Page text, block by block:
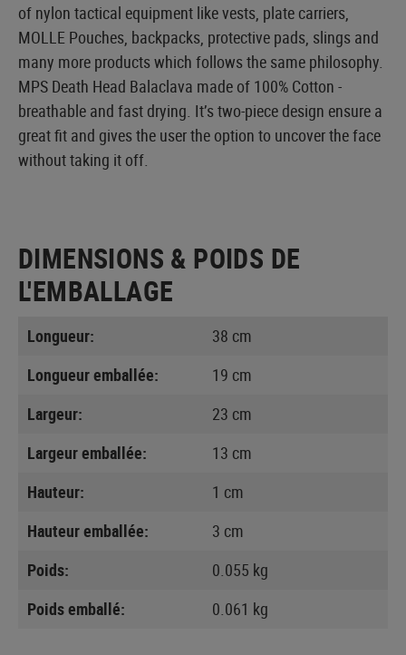
of nylon tactical equipment like vests, plate carriers,
MOLLE Pouches, backpacks, protective pads, slings and
many more products which follows the same philosophy.
MPS Death Head Balaclava made of 100% Cotton -
breathable and fast drying. It’s two-piece design ensure a
great fit and gives the user the option to uncover the face
without taking it off.
DIMENSIONS & POIDS DE
L'EMBALLAGE
Longueur:
38 cm
Longueur emballée:
19 cm
Largeur:
23 cm
Largeur emballée:
13 cm
Hauteur:
1 cm
Hauteur emballée:
3 cm
Poids:
0.055 kg
Poids emballé:
0.061 kg